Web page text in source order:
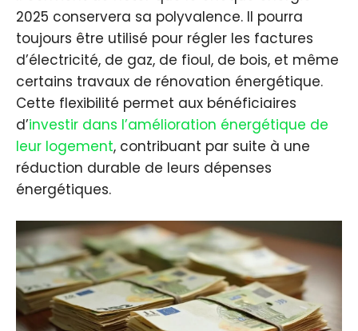
2025 conservera sa polyvalence. Il pourra
toujours être utilisé pour régler les factures
d’électricité, de gaz, de fioul, de bois, et même
certains travaux de rénovation énergétique.
Cette flexibilité permet aux bénéficiaires
d’investir dans l’amélioration énergétique de
leur logement, contribuant par suite à une
réduction durable de leurs dépenses
énergétiques.